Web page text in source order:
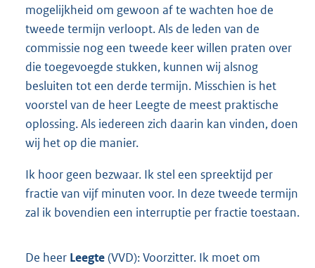
mogelijkheid om gewoon af te wachten hoe de
tweede termijn verloopt. Als de leden van de
commissie nog een tweede keer willen praten over
die toegevoegde stukken, kunnen wij alsnog
besluiten tot een derde termijn. Misschien is het
voorstel van de heer Leegte de meest praktische
oplossing. Als iedereen zich daarin kan vinden, doen
wij het op die manier.
Ik hoor geen bezwaar. Ik stel een spreektijd per
fractie van vijf minuten voor. In deze tweede termijn
zal ik bovendien een interruptie per fractie toestaan.
De heer Leegte(VVD): Voorzitter. Ik moet om